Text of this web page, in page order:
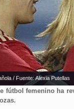
/ Fuente: Alexia Putellas
fútbol femenino ha